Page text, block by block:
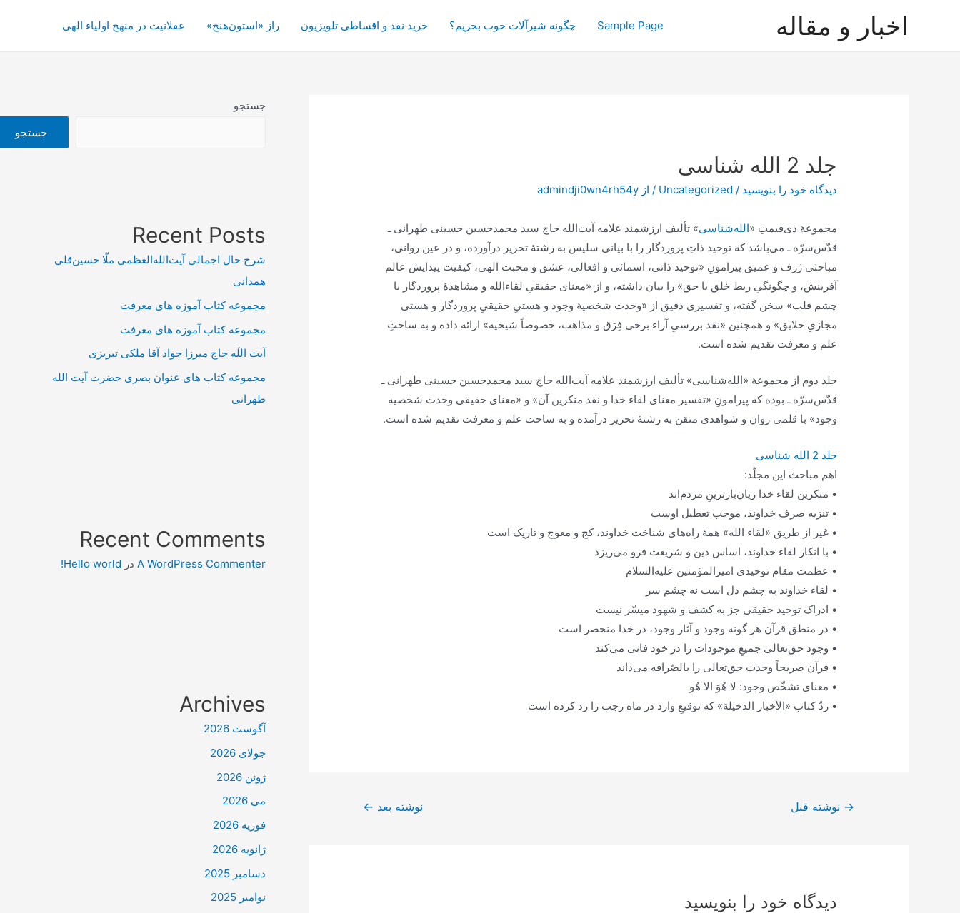
اخبار و مقاله Sample Page چگونه شیرآلات خوب بخریم؟ خرید نقد و اقساطی تلویزیون راز «استون‌هنج» عقلانیت در منهج اولیاء الهی
جلد 2 الله شناسی
دیدگاه‌ خود را بنویسید /
Uncategorized / از admindji0wn4rh54y
مجموعۀ ذی‌قیمتِ «الله‌شناسی» تألیف ارزشمند علامه آیت‌الله حاج سید محمد‌حسین حسینی طهرانی ـ
قدّس‌سرّه ـ می‌باشد که توحید ذاتِ پروردگار را با بیانی سلیس به رشتۀ تحریر درآورده، و در عین روانی،
مباحثی ژرف و عمیق پیرامونِ «توحید ذاتی، اسمائی و افعالی، عشق و محبت الهی، کیفیت پیدایش عالم
آفرینش، و چگونگیِ ربط خلق با حق» را بیان داشته، و از «معنای حقیقیِ لقاء‌الله و مشاهدۀ پروردگار با
چشم قلب» سخن گفته، و تفسیری دقیق از «وحدت شخصیۀ وجود و هستیِ حقیقیِ پروردگار و هستی
مجازیِ خلایق» و همچنین «نقد بررسیِ آراء برخی فِرَق و مذاهب، خصوصاً شیخیه» ارائه داده و به ساحتِ
علم و معرفت تقدیم شده است.
جلد دوم از مجموعۀ «الله‌شناسی» تألیف ارزشمند علامه آیت‌الله حاج سید محمد‌حسین حسینی طهرانی ـ
قدّس‌سرّه ـ بوده که پیرامونِ «تفسیر معنای لقاء خدا و نقد منکرین آن» و «معنای حقیقی وحدت شخصیه
وجود» با قلمی روان و شواهدی متقن به رشتۀ تحریر درآمده و به ساحت علم و معرفت تقدیم شده است.
جلد 2 الله شناسی
اهم مباحث این مجلّد:
• منکرین لقاء خدا زیان‌بارترینِ مردم‌اند
• تنزیه صرف خداوند، موجب تعطیل اوست
• غیر از طریق «لقاء الله» همۀ راه‌های شناخت خداوند، کج و معوج و تاریک است
• با انکار لقاء خداوند، اساس دین و شریعت فرو می‌ریزد
• عظمت مقام توحیدی امیرالمؤمنین علیه‌السلام
• لقاء خداوند به چشم دل است نه چشم سر
• ادراک توحید حقیقی جز به کشف و شهود میسّر نیست
• در منطق قرآن هر گونه وجود و آثار وجود، در خدا منحصر است
• وجود حق‌تعالی جمیعِ موجودات را در خود فانی می‌کند
• قرآن صریحاً وحدت حق‌تعالی را بالصّرافه می‌داند
• معنای تشخّص وجود: لا هُوَ الا هُو
• ردّ کتاب «الأخبار الدخیلة» که توقیعِ وارد در ماه رجب را رد کرده است
→ نوشته قبل نوشته بعد ←
دیدگاه‌ خود را بنویسید
جستجو
جستجو
Recent Posts
شرح حال اجمالی آیت‌الله‌العظمی ملّا حسین‌قلی
همدانی
مجموعه کتاب آموزه های معرفت
مجموعه کتاب آموزه های معرفت
آیت اللَه حاج میرزا جواد آقا ملکی تبریزی
مجموعه کتاب های عنوان بصری حضرت آیت الله
طهرانی
Recent Comments
A WordPress Commenter در Hello world!
Archives
آگوست 2026
جولای 2026
ژوئن 2026
می 2026
فوریه 2026
ژانویه 2026
دسامبر 2025
نوامبر 2025